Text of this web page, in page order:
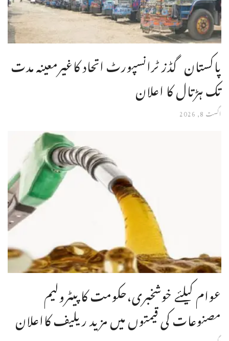
پاکستان گڈز ٹرانسپورٹ اتحاد کاغیرمعینہ مدت
تک ہڑتال کا اعلان
اگست 8, 2026
عوام کیلئے خوشخبری،حکومت کا پیٹرولیم
مصنوعات کی قیمتوں میں مزید ریلیف کااعلان